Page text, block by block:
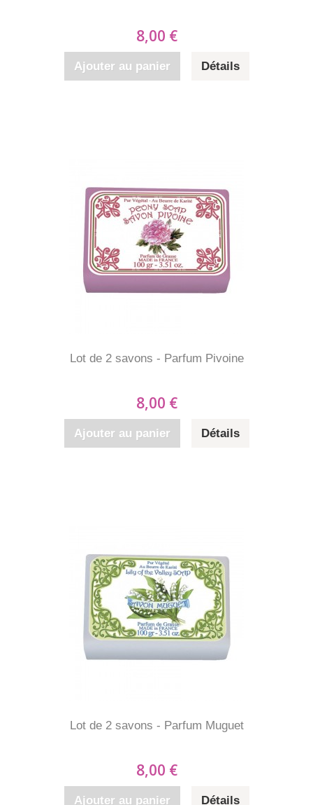
8,00 €
Ajouter au panier Détails
Lot de 2 savons - Parfum Pivoine
8,00 €
Ajouter au panier Détails
Lot de 2 savons - Parfum Muguet
8,00 €
Ajouter au panier Détails